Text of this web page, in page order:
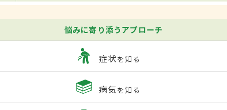
悩みに寄り添うアプローチ
症状を知る
病気を知る